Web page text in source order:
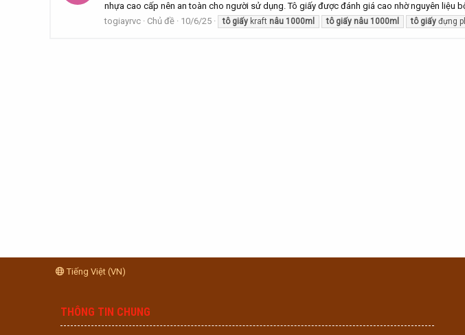
nhựa cao cấp nên an toàn cho người sử dụng. Tô giấy được đánh giá cao nhờ nguyên liệu
togiayrvc
Chủ đề 10/6/25 tô giấy kraft nâu 1000ml tô giấy nâu 1000ml tô giấy đựng
Tiếng Việt (VN)
THÔNG TIN CHUNG